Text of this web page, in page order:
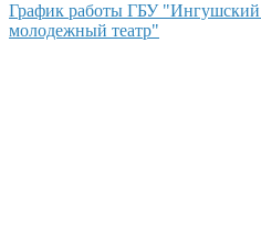
График работы ГБУ "Ингушский
молодежный театр"